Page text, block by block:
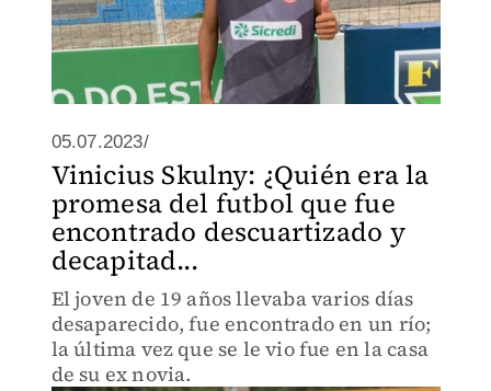
05.07.2023/
Vinicius Skulny: ¿Quién era la
promesa del futbol que fue
encontrado descuartizado y
decapitad...
El joven de 19 años llevaba varios días
desaparecido, fue encontrado en un río;
la última vez que se le vio fue en la casa
de su ex novia.